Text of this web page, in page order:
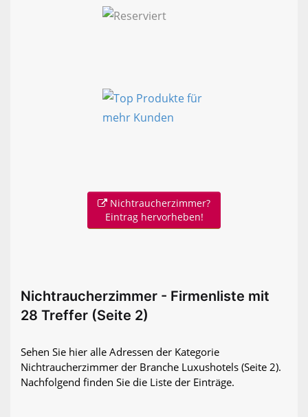
Nichtraucherzimmer?
Eintrag hervorheben!
Nichtraucherzimmer - Firmenliste mit
28 Treffer (Seite 2)
Sehen Sie hier alle Adressen der Kategorie
Nichtraucherzimmer der Branche Luxushotels (Seite 2).
Nachfolgend finden Sie die Liste der Einträge.